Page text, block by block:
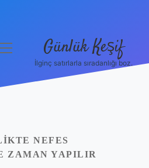
Günlük Keşif
İlginç satırlarla sıradanlığı boz.
NEFES
ZAMAN YAPILIR